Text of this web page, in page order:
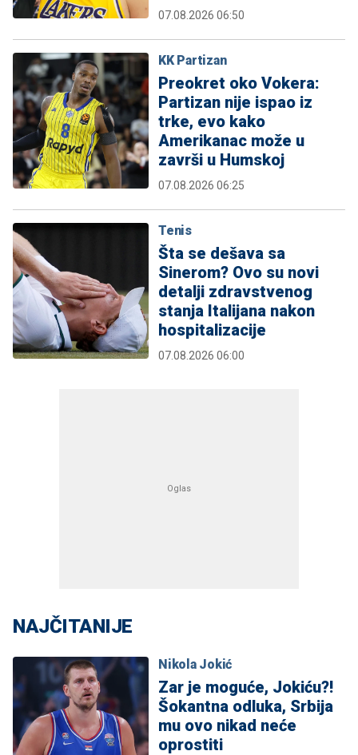
07.08.2026 06:50
KK Partizan
Preokret oko Vokera:
Partizan nije ispao iz
trke, evo kako
Amerikanac može u
završi u Humskoj
07.08.2026 06:25
Tenis
Šta se dešava sa
Sinerom? Ovo su novi
detalji zdravstvenog
stanja Italijana nakon
hospitalizacije
07.08.2026 06:00
NAJČITANIJE
Nikola Jokić
Zar je moguće, Jokiću?!
Šokantna odluka, Srbija
mu ovo nikad neće
oprostiti